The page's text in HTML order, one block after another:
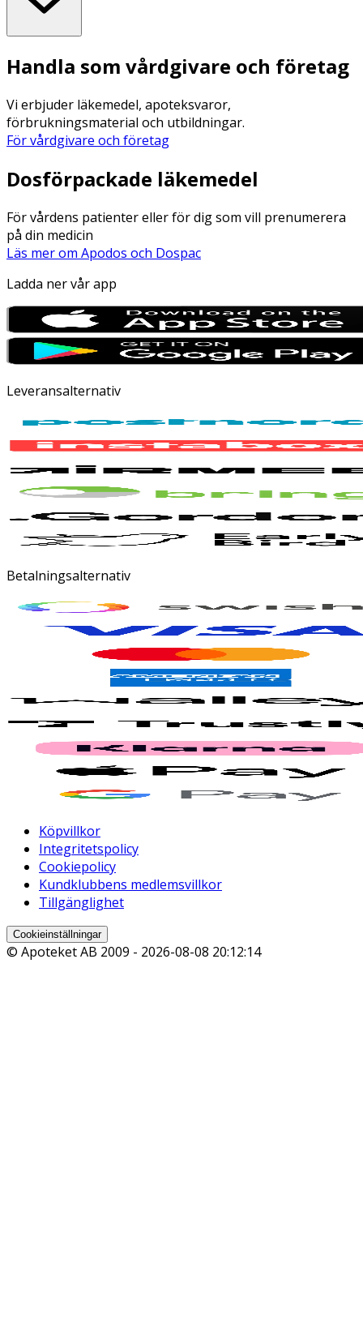
Handla som vårdgivare och företag
Vi erbjuder läkemedel, apoteksvaror,
förbrukningsmaterial och utbildningar.
För vårdgivare och företag
Dosförpackade läkemedel
För vårdens patienter eller för dig som vill prenumerera
på din medicin
Läs mer om Apodos och Dospac
Ladda ner vår app
Leveransalternativ
Betalningsalternativ
Köpvillkor
Integritetspolicy
Cookiepolicy
Kundklubbens medlemsvillkor
Tillgänglighet
Cookieinställningar
© Apoteket AB 2009 - 2026-08-08 20:12:14